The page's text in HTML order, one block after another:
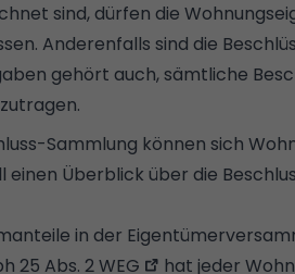
sind, dürfen die
Anderenfalls sind die
gehört auch, sämtliche
Sammlung können sich
einen Überblick über die
in der
25 Abs. 2WEG
hat jeder